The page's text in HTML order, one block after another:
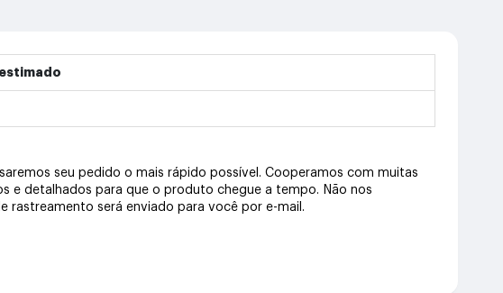
seu pedido o mais rápido possível. Cooperamos com muitas
e detalhados para que o produto chegue a tempo. Não nos
rastreamento será enviado para você por e-mail.